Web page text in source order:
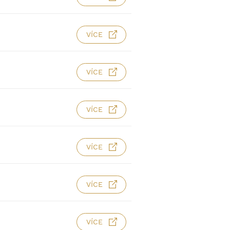
VÍCE
VÍCE
VÍCE
VÍCE
VÍCE
VÍCE